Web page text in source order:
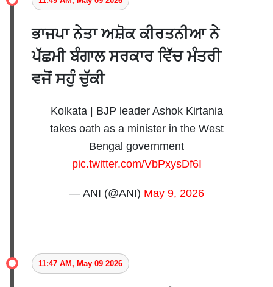
ਭਾਜਪਾ ਨੇਤਾ ਅਸ਼ੋਕ ਕੀਰਤਨੀਆ ਨੇ
ਪੱਛਮੀ ਬੰਗਾਲ ਸਰਕਾਰ ਵਿੱਚ ਮੰਤਰੀ
ਵਜੋਂ ਸਹੁੰ ਚੁੱਕੀ
Kolkata | BJP leader Ashok Kirtania
takes oath as a minister in the West
Bengal government
pic.twitter.com/VbPxysDf6I
— ANI (@ANI) May 9, 2026
11:47 AM, May 09 2026